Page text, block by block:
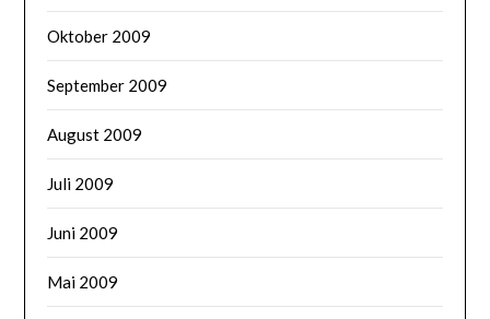
Oktober 2009
September 2009
August 2009
Juli 2009
Juni 2009
Mai 2009